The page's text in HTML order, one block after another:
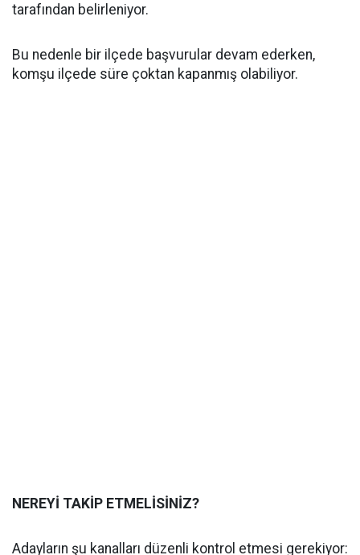
tarafından belirleniyor.
Bu nedenle bir ilçede başvurular devam ederken,
komşu ilçede süre çoktan kapanmış olabiliyor.
NEREYİ TAKİP ETMELİSİNİZ?
Adayların şu kanalları düzenli kontrol etmesi gerekiyor: